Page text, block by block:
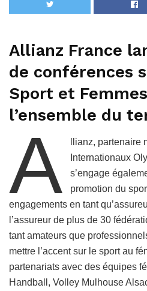
Allianz France
de conférences
Sport et
l’ensemble du
A
llianz,
Internationaux
s’engage
promotion du
engagements en tant
l’assureur de plus de 30
tant amateurs que
mettre l’accent sur le sport au
partenariats avec des équipes
Handball, Volley Mulhouse